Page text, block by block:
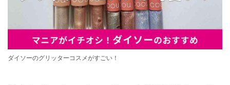
ダイソーのグリッターコスメがすごい！